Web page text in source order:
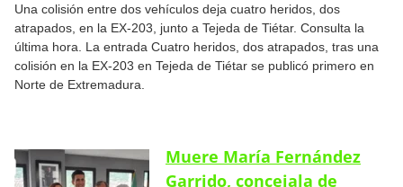
Una colisión entre dos vehículos deja cuatro heridos, dos
atrapados, en la EX-203, junto a Tejeda de Tiétar. Consulta la
última hora. La entrada Cuatro heridos, dos atrapados, tras una
colisión en la EX-203 en Tejeda de Tiétar se publicó primero en
Norte de Extremadura.
Muere María Fernández
Garrido, concejala de